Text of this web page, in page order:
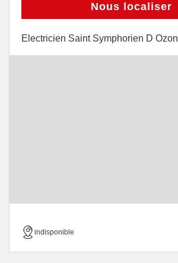
Nous localiser
Electricien Saint Symphorien D Ozon
indisponible